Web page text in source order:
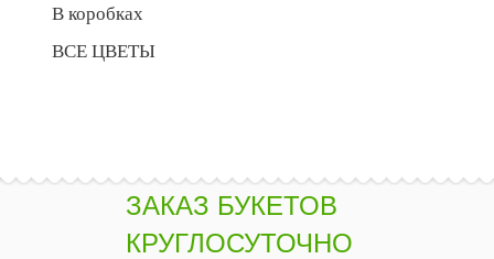
В коробках
ВСЕ ЦВЕТЫ
ЗАКАЗ БУКЕТОВ
КРУГЛОСУТОЧНО